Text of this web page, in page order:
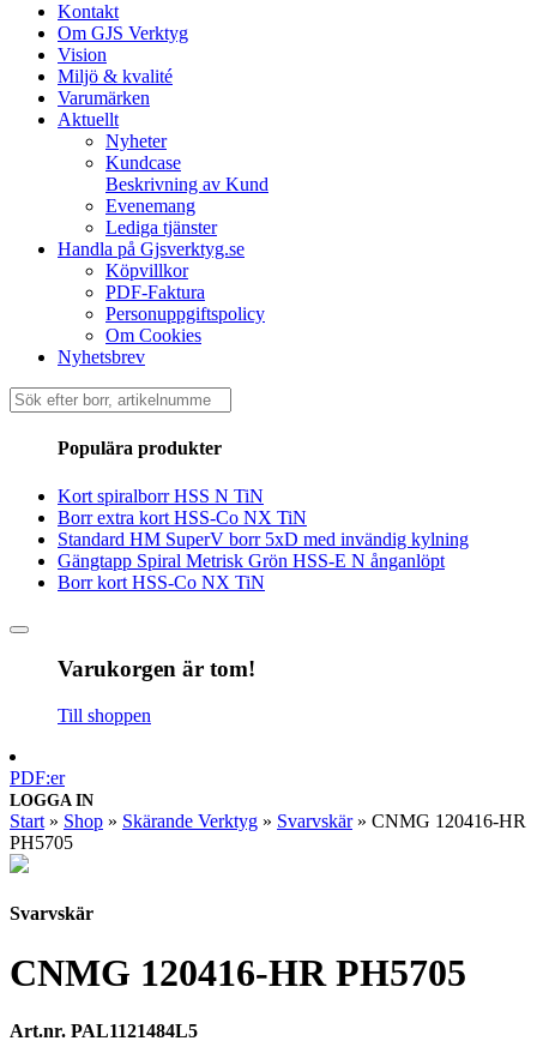
Kontakt
Om GJS Verktyg
Vision
Miljö & kvalité
Varumärken
Aktuellt
Nyheter
Kundcase
Beskrivning av Kund
Evenemang
Lediga tjänster
Handla på Gjsverktyg.se
Köpvillkor
PDF-Faktura
Personuppgiftspolicy
Om Cookies
Nyhetsbrev
Sök
efter:
Populära produkter
Kort spiralborr HSS N TiN
Borr extra kort HSS-Co NX TiN
Standard HM SuperV borr 5xD med invändig kylning
Gängtapp Spiral Metrisk Grön HSS-E N ånganlöpt
Borr kort HSS-Co NX TiN
Varukorgen är tom!
Till shoppen
PDF:er
LOGGA IN
Start » Shop » Skärande Verktyg » Svarvskär» CNMG 120416-HR
PH5705
Svarvskär
CNMG 120416-HR PH5705
Art.nr. PAL1121484L5